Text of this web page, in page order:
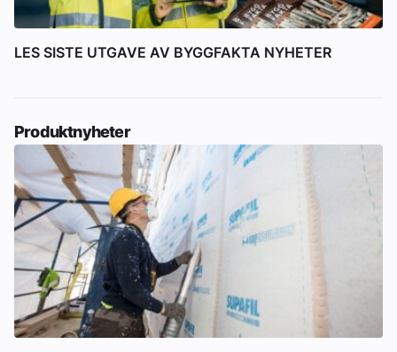
LES SISTE UTGAVE AV BYGGFAKTA NYHETER
Produktnyheter